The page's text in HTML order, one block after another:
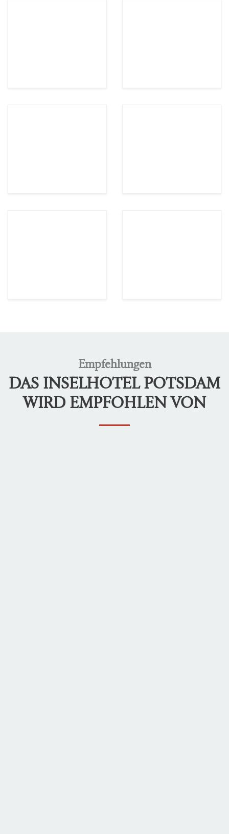
Empfehlungen
DAS INSELHOTEL POTSDAM
WIRD EMPFOHLEN VON